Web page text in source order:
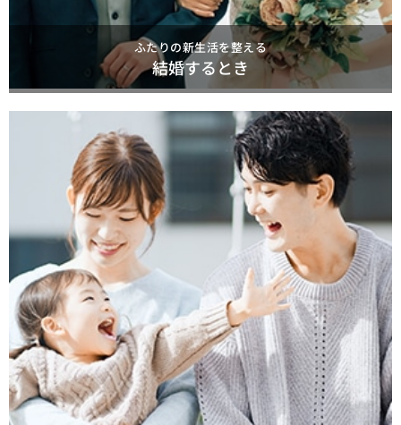
ふたりの新生活を整える
結婚するとき